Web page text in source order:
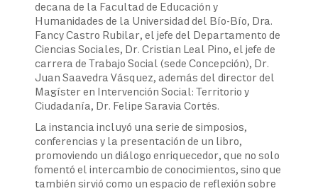
decana de la Facultad de Educación y
Humanidades de la Universidad del Bío-Bío, Dra.
Fancy Castro Rubilar, el jefe del Departamento de
Ciencias Sociales, Dr. Cristian Leal Pino, el jefe de
carrera de Trabajo Social (sede Concepción), Dr.
Juan Saavedra Vásquez, además del director del
Magíster en Intervención Social: Territorio y
Ciudadanía, Dr. Felipe Saravia Cortés.
La instancia incluyó una serie de simposios,
conferencias y la presentación de un libro,
promoviendo un diálogo enriquecedor, que no solo
fomentó el intercambio de conocimientos, sino que
también sirvió como un espacio de reflexión sobre